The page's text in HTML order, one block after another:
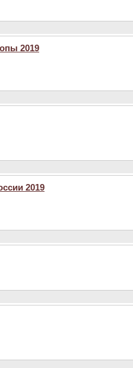
2019
2019